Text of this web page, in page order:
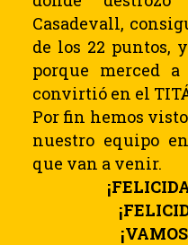
Casadevall,
de los 22 puntos,
porque merced
convirtió en el
Por fin hemos
nuestro equipo
que van a venir.